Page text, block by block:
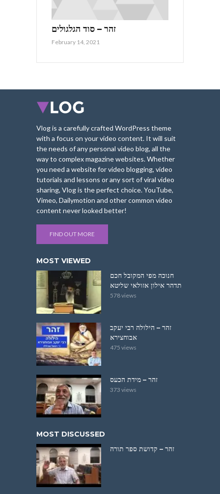
זהר – סוד הגלגולים
February 14, 2021
Vlog is a carefully crafted WordPress theme
with a focus on your video content. It will suit
the needs of any personal video blog, all the
way to complex magazine websites. Whether
you need a website for video blogging, video
tutorials and lessons or any sort of viral video
sharing, Vlog is the perfect choice. YouTube,
Vimeo, Dailymotion and other common video
content never looked better!
FIND OUT MORE
MOST VIEWED
חנוכה מפי המקובל חכם
תדהר אילון אזולאי שליטא
578 views
זהר – הילולה רבי יעקב
אבוחצירא
475 views
זהר – מידת הכעס
373 views
MOST DISCUSSED
זהר – קדושת ספר תורה